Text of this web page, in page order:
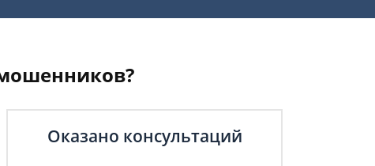
Оказано консультаций